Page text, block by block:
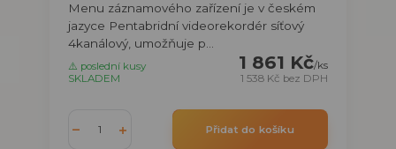
Menu záznamového zařízení je v českém
jazyce Pentabridní videorekordér síťový
4kanálový, umožňuje p...
1 861 Kč/ks
1 538 Kč bez DPH
⚠️ poslední kusy
SKLADEM
Přidat do košíku